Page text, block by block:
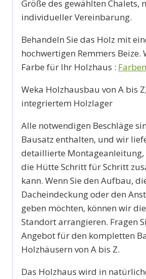
Größe des gewählten Chalets,
individueller Vereinbarung.
Behandeln Sie das Holz mit
hochwertigen Remmers Beize.
Farbe für Ihr Holzhaus :
Weka Holzhausbau von A bis
integriertem Holzlager
Alle notwendigen Beschläge
Bausatz enthalten, und wir
detaillierte Montageanleitung,
die Hütte Schritt für Schritt
kann. Wenn Sie den Aufbau,
Dacheindeckung oder den
geben möchten, können wir
Standort arrangieren. Fragen
Angebot für den kompletten
Holzhäusern von A bis Z.
Das Holzhaus wird in